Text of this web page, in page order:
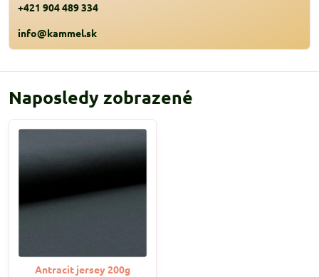
+421 904 489 334
info@kammel.sk
Naposledy zobrazené
Antracit jersey 200g